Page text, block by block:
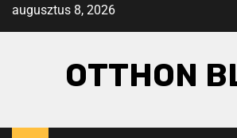
augusztus 8, 2026
OTTHON